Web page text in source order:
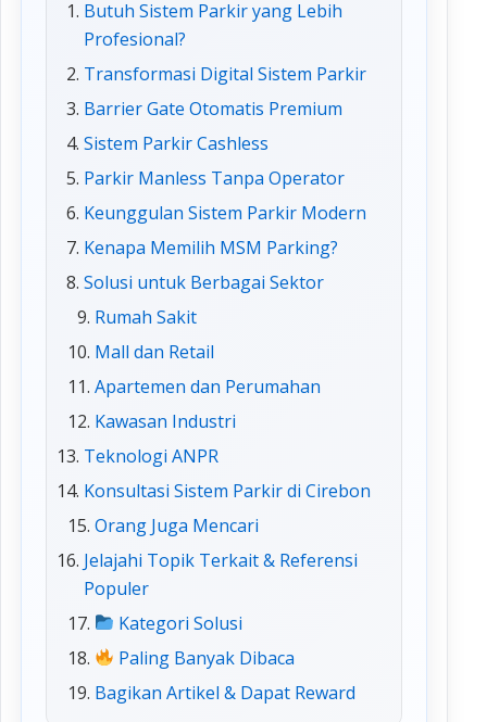
Butuh Sistem Parkir yang Lebih
Profesional?
Transformasi Digital Sistem Parkir
Barrier Gate Otomatis Premium
Sistem Parkir Cashless
Parkir Manless Tanpa Operator
Keunggulan Sistem Parkir Modern
Kenapa Memilih MSM Parking?
Solusi untuk Berbagai Sektor
Rumah Sakit
Mall dan Retail
Apartemen dan Perumahan
Kawasan Industri
Teknologi ANPR
Konsultasi Sistem Parkir di Cirebon
Orang Juga Mencari
Jelajahi Topik Terkait & Referensi
Populer
Kategori Solusi
Paling Banyak Dibaca
Bagikan Artikel & Dapat Reward